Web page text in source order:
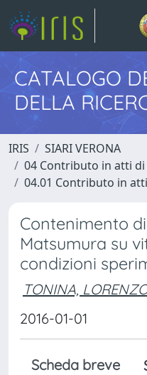
CATALOGO
DELLA
IRIS
SIARI VERONA
04 Contributo in atti
04.01 Contributo in
Contenimento
Matsumura su
condizioni
TONINA,
2016-01-01
Scheda breve